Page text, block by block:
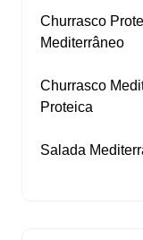
Churrasco
Mediterrâneo
Churrasco
Proteica
Salada